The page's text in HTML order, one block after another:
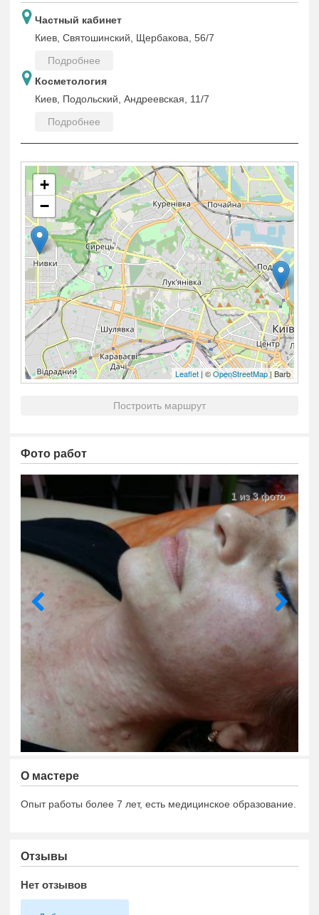
Частный кабинет
Киев, Святошинский, Щербакова, 56/7
Подробнее
Косметология
Киев, Подольский, Андреевская, 11/7
Подробнее
+
−
Leaflet | ©OpenStreetMap| Barb
Построить маршрут
Фото работ
1 из 3 фото
О мастере
Опыт работы более 7 лет, есть медицинское образование.
Отзывы
Нет отзывов